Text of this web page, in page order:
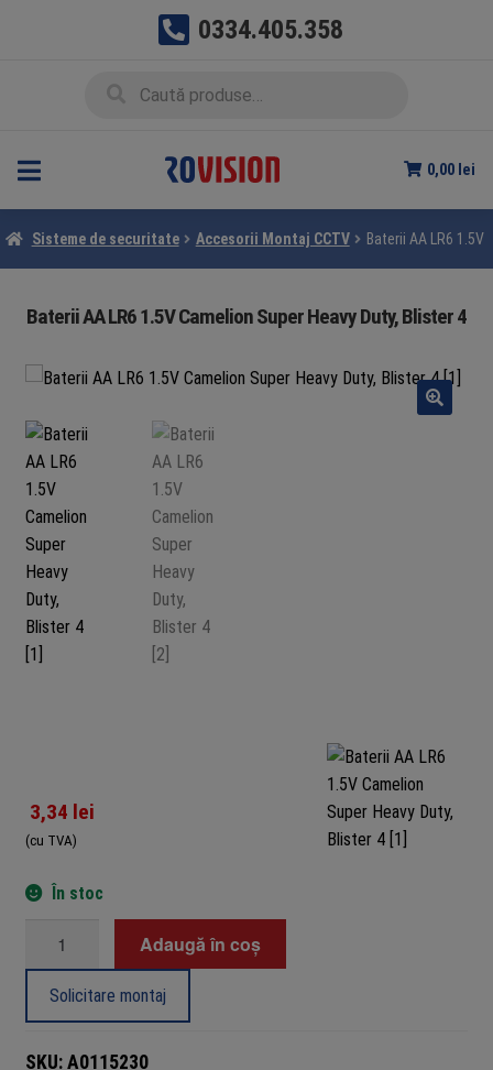
0334.405.358
0,00 lei
Sisteme de securitate Accesorii Montaj CCTV Baterii AA LR6 1.5V
Baterii AA LR6 1.5V Camelion Super Heavy Duty, Blister 4
3,34 lei
(cu TVA)
În stoc
Adaugă în coș
Solicitare montaj
SKU: A0115230